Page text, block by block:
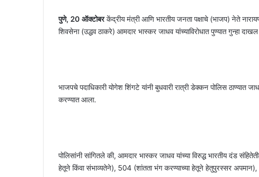
पुणे, 20 ऑक्टोबरकेंद्रीय मंत्री आणि भारतीय जनता पक्षाचे (भाजप) नेते
शिवसेना (उद्धव ठाकरे) आमदार भास्कर जाधव यांच्याविरोधात पुण्यात गुन्हा
भाजपचे पदाधिकारी योगेश शिंगटे यांनी बुधवारी रात्री डेक्कन पोलिस ठाण्यात
करण्यात आला.
पोलिसांनी सांगितले की, आमदार भास्कर जाधव यांच्या विरुद्ध भारतीय दंड
हेतूने किंवा संभाव्यतेने), 504 (शांतता भंग करण्याच्या हेतूने हेतुपुरस्सर